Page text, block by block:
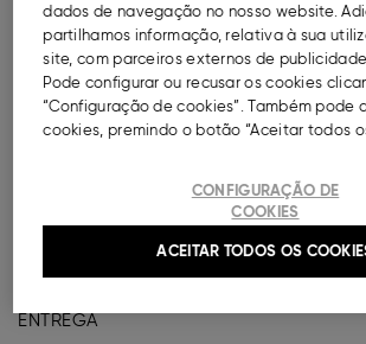
DESCRIÇÃO
Calças bomber para mulher com
cordão ajustável. Pernas amplas
tornozelos.
COMPOSIÇÃO E CUIDADOS A TER
ENTREGA
dados de navegação no nosso website.
partilhamos informação, relativa à sua
site, com parceiros externos de
Pode configurar ou recusar os cookies
“Configuração de cookies”. Também pode
cookies, premindo o botão “Aceitar todos
CONFIGURAÇÃO DE
COOKIES
ACEITAR TODOS OS